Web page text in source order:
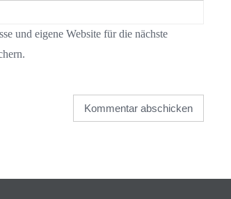
und eigene Website für die nächste